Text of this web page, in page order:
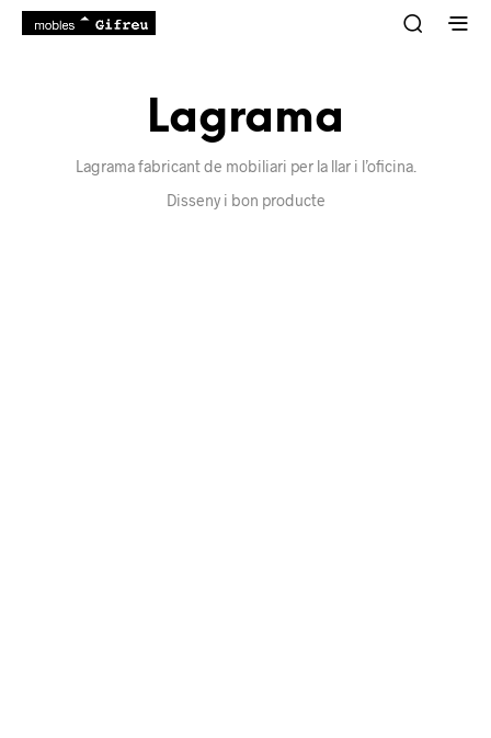
Lagrama
Lagrama fabricant de mobiliari per la llar i l’oficina.
Disseny i bon producte